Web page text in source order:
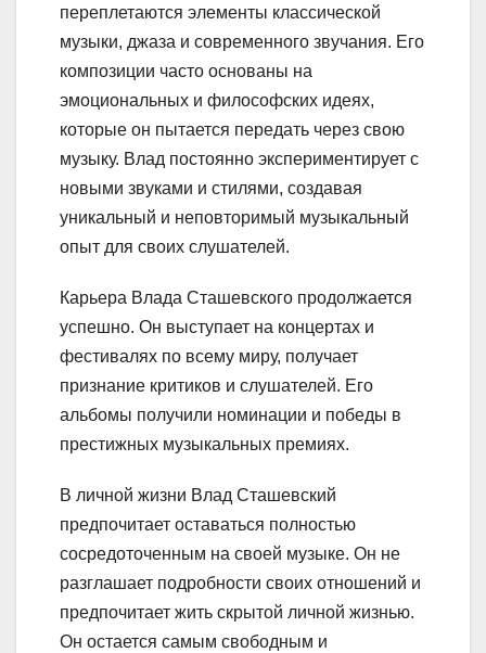
переплетаются элементы классической
музыки, джаза и современного звучания. Его
композиции часто основаны на
эмоциональных и философских идеях,
которые он пытается передать через свою
музыку. Влад постоянно экспериментирует с
новыми звуками и стилями, создавая
уникальный и неповторимый музыкальный
опыт для своих слушателей.
Карьера Влада Сташевского продолжается
успешно. Он выступает на концертах и
фестивалях по всему миру, получает
признание критиков и слушателей. Его
альбомы получили номинации и победы в
престижных музыкальных премиях.
В личной жизни Влад Сташевский
предпочитает оставаться полностью
сосредоточенным на своей музыке. Он не
разглашает подробности своих отношений и
предпочитает жить скрытой личной жизнью.
Он остается самым свободным и